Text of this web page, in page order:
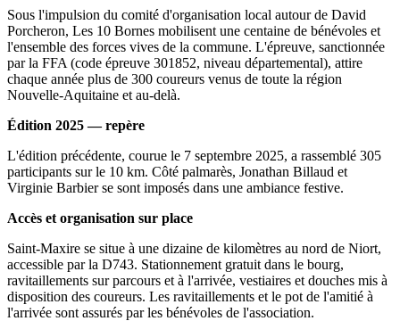
Sous l'impulsion du comité d'organisation local autour de David
Porcheron, Les 10 Bornes mobilisent une centaine de bénévoles et
l'ensemble des forces vives de la commune. L'épreuve, sanctionnée
par la FFA (code épreuve 301852, niveau départemental), attire
chaque année plus de 300 coureurs venus de toute la région
Nouvelle-Aquitaine et au-delà.
Édition 2025 — repère
L'édition précédente, courue le 7 septembre 2025, a rassemblé 305
participants sur le 10 km. Côté palmarès, Jonathan Billaud et
Virginie Barbier se sont imposés dans une ambiance festive.
Accès et organisation sur place
Saint-Maxire se situe à une dizaine de kilomètres au nord de Niort,
accessible par la D743. Stationnement gratuit dans le bourg,
ravitaillements sur parcours et à l'arrivée, vestiaires et douches mis à
disposition des coureurs. Les ravitaillements et le pot de l'amitié à
l'arrivée sont assurés par les bénévoles de l'association.